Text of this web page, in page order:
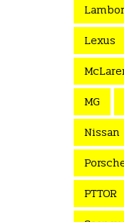
Lexus
MG
Nissan
PTTOR